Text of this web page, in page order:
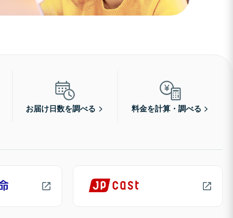
お届け日数を調べる 料金を計算・調べる